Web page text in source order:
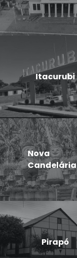
Itacurubi
Nova
Candelária
Pirapó